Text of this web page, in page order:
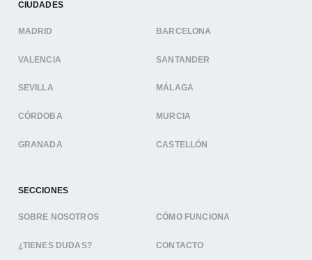
CIUDADES
MADRID BARCELONA
VALENCIA SANTANDER
SEVILLA MÁLAGA
CÓRDOBA MURCIA
GRANADA CASTELLÓN
SECCIONES
SOBRE NOSOTROS CÓMO FUNCIONA
¿TIENES DUDAS? CONTACTO